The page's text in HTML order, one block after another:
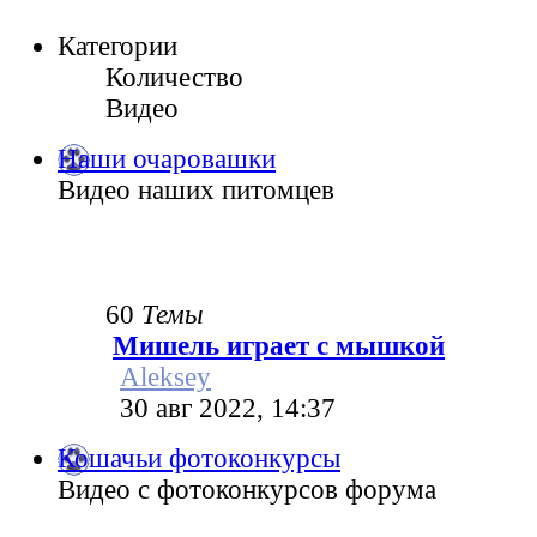
Категории
Количество
Видео
Наши очаровашки
Видео наших питомцев
60 Темы
Мишель играет с мышкой
Aleksey
30 авг 2022, 14:37
Кошачьи фотоконкурсы
Видео с фотоконкурсов форума